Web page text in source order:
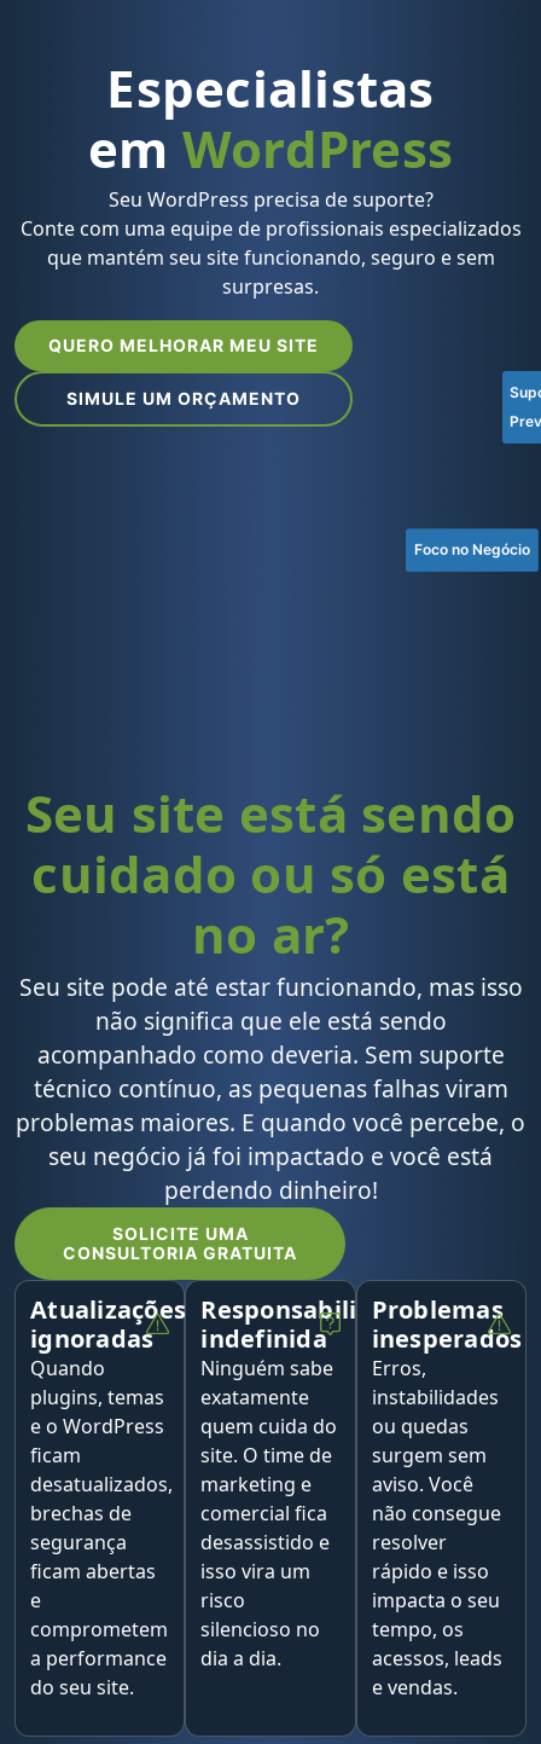
Especialistas
em WordPress
Seu WordPress precisa de suporte?
Conte com uma equipe de profissionais especializados
que mantém seu site funcionando, seguro e sem
surpresas.
QUERO MELHORAR MEU SITE
SIMULE UM ORÇAMENTO
Foco no Negócio
Seu site está sendo
cuidado ou só está
no ar?
Seu site pode até estar funcionando, mas isso
não significa que ele está sendo
acompanhado como deveria. Sem suporte
técnico contínuo, as pequenas falhas viram
problemas maiores. E quando você percebe, o
seu negócio já foi impactado e você está
perdendo dinheiro!
SOLICITE UMA
CONSULTORIA GRATUITA
Atualizações
ignoradas
Quando
plugins, temas
e o WordPress
ficam
desatualizados,
brechas de
segurança
ficam abertas
e
comprometem
a performance
do seu site.
Responsabilidade
indefinida
Ninguém sabe
exatamente
quem cuida do
site. O time de
marketing e
comercial fica
desassistido e
isso vira um
risco
silencioso no
dia a dia.
Problemas
inesperados
Erros,
instabilidades
ou quedas
surgem sem
aviso. Você
não consegue
resolver
rápido e isso
impacta o seu
tempo, os
acessos, leads
e vendas.